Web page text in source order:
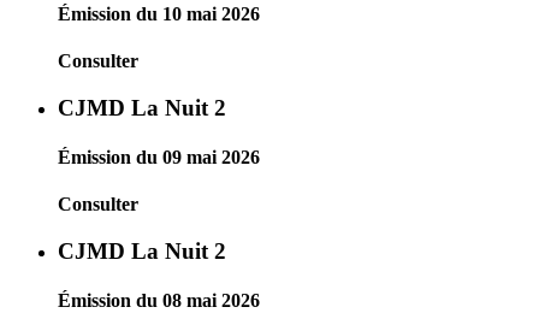
Émission du 10 mai 2026
Consulter
CJMD La Nuit 2
Émission du 09 mai 2026
Consulter
CJMD La Nuit 2
Émission du 08 mai 2026